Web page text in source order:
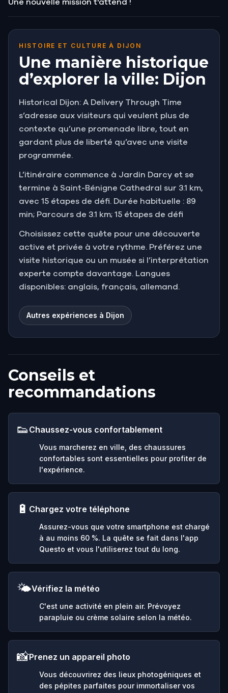
Une nouvelle mission t'attend !
HISTOIRE ET CULTURE À DIJON
Une manière historique
d’explorer la ville: Dijon
Historical Dijon: A Delivery Through Time
s’adresse aux visiteurs qui veulent plus de
contexte qu’une promenade libre, tout en
gardant plus de liberté qu’avec une visite
programmée.
L’itinéraire commence à Jardin Darcy et se
termine à Saint-Bénigne Cathedral sur 3.1 km,
avec 15 étapes de défi. Durée habituelle : 89
min; Parcours de 3.1 km; 15 étapes de défi
Choisissez cette quête pour une découverte
active et privée à votre rythme. Préférez une
visite historique ou un musée si l’interprétation
experte compte davantage. Langues
disponibles: anglais, français, allemand.
Autres expériences à Dijon
Conseils et
recommandations
👟 Chaussez-vous confortablement
Vous marcherez en ville, des chaussures
confortables sont essentielles pour profiter de
l'expérience.
🔋 Chargez votre téléphone
Assurez-vous que votre smartphone est chargé
à au moins 60 %. La quête se fait dans l'app
Questo et vous l'utiliserez tout du long.
🌤️Vérifiez la météo
C'est une activité en plein air. Prévoyez
parapluie ou crème solaire selon la météo.
📸Prenez un appareil photo
Vous découvrirez des lieux photogéniques et
des pépites parfaites pour immortaliser vos